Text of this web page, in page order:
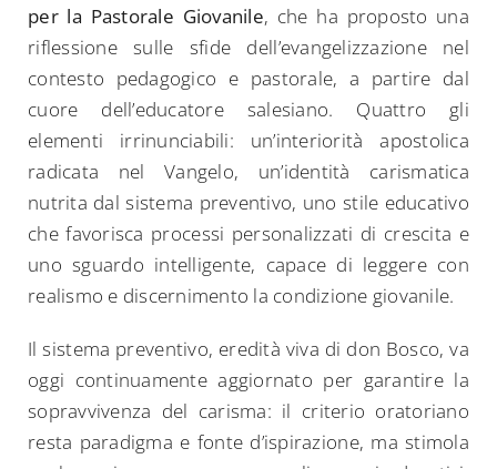
per la Pastorale Giovanile, che ha proposto una
riflessione sulle sfide dell’evangelizzazione nel
contesto pedagogico e pastorale, a partire dal
cuore dell’educatore salesiano. Quattro gli
elementi irrinunciabili: un’interiorità apostolica
radicata nel Vangelo, un’identità carismatica
nutrita dal sistema preventivo, uno stile educativo
che favorisca processi personalizzati di crescita e
uno sguardo intelligente, capace di leggere con
realismo e discernimento la condizione giovanile.
Il sistema preventivo, eredità viva di don Bosco, va
oggi continuamente aggiornato per garantire la
sopravvivenza del carisma: il criterio oratoriano
resta paradigma e fonte d’ispirazione, ma stimola